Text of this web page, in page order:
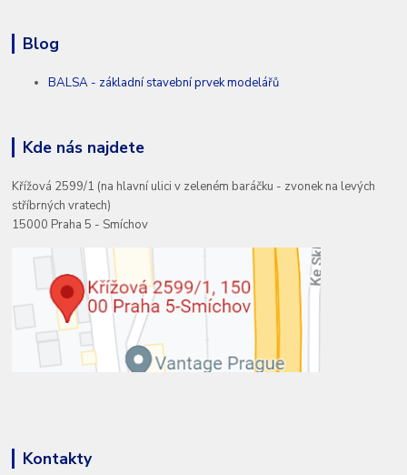
Blog
BALSA - základní stavební prvek modelářů
Kde nás najdete
Křížová 2599/1 (na hlavní ulici v zeleném baráčku - zvonek na levých
stříbrných vratech)
15000 Praha 5 - Smíchov
Kontakty